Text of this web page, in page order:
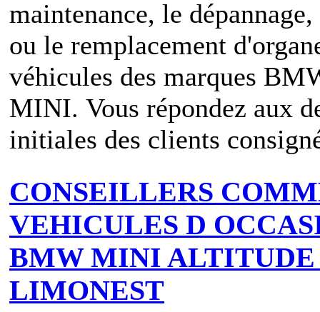
maintenance, le
ou le remplacement
véhicules des marques
MINI. Vous répondez aux
initiales des clients
CONSEILLERS
VEHICULES D
BMW MINI ALTITUDE
LIMONEST